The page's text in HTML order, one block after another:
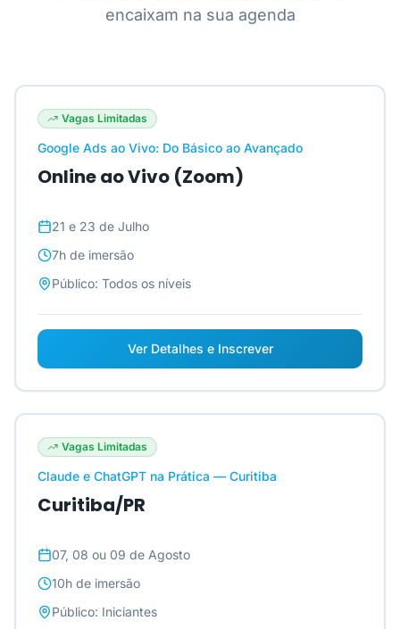
encaixam na sua agenda
Vagas Limitadas
Google Ads ao Vivo: Do Básico ao Avançado
Online ao Vivo (Zoom)
21 e 23 de Julho
7h de imersão
Público: Todos os níveis
Ver Detalhes e Inscrever
Vagas Limitadas
Claude e ChatGPT na Prática — Curitiba
Curitiba/PR
07, 08 ou 09 de Agosto
10h de imersão
Público: Iniciantes